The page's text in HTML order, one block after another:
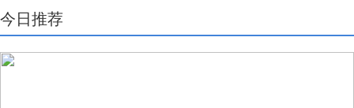
今日推荐